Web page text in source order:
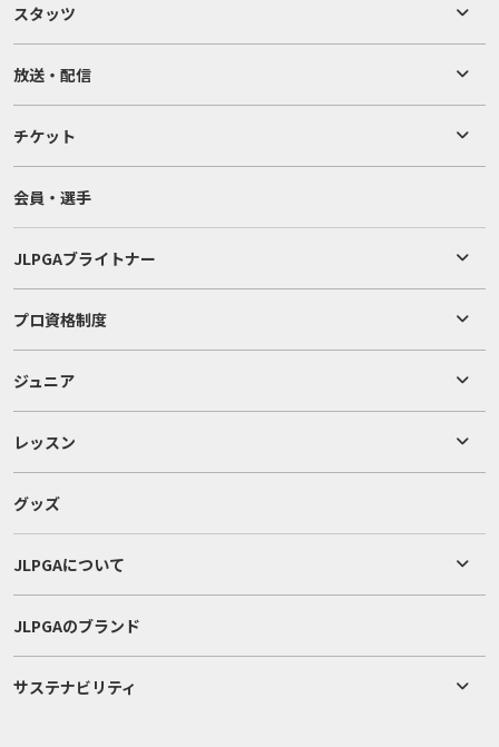
スタッツ
放送・配信
チケット
会員・選手
JLPGAブライトナー
プロ資格制度
ジュニア
レッスン
グッズ
JLPGAについて
JLPGAのブランド
サステナビリティ